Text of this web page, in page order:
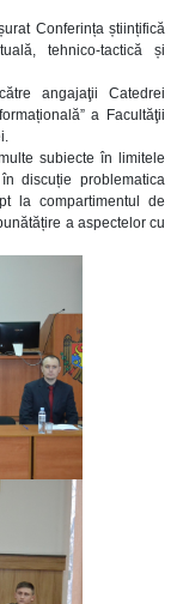
Conferința științifică
tehnico-tactică și
angajaţii Catedrei
a Facultăţii
subiecte în limitele
discuție problematica
la compartimentul de
a aspectelor cu